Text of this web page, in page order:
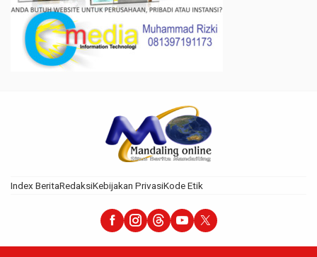
Index BeritaRedaksiKebijakan PrivasiKode Etik